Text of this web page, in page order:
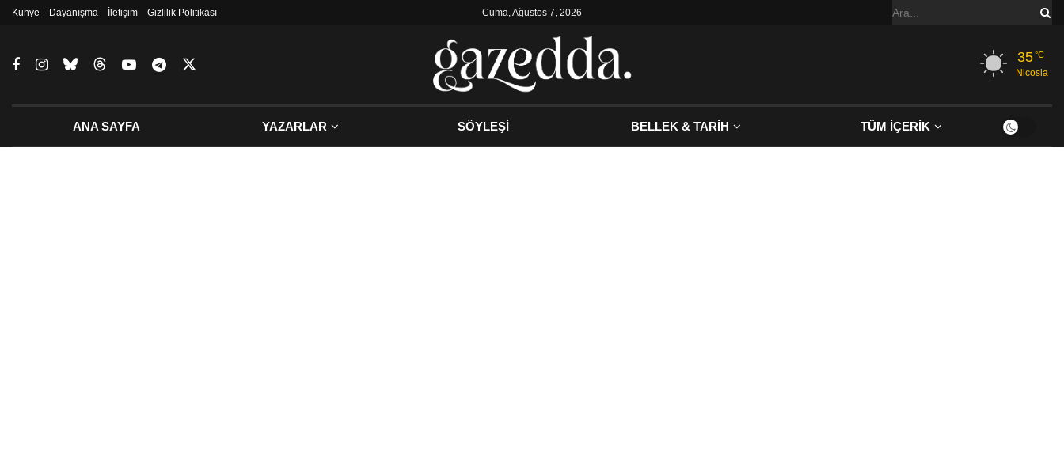
Künye Dayanışma İletişim Gizlilik Politikası Cuma, Ağustos 7, 2026
35°C
Nicosia
ANA SAYFA YAZARLAR SÖYLEŞİ BELLEK & TARİH TÜM İÇERİK